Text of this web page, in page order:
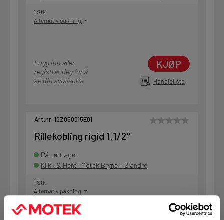
1 Stk
Alternativ pakning
Logg inn eller
registrer deg for å
se din avtalepris
KJØP
Handleliste
Art.nr. 10Z050015E01
Rillekobling rigid 1.1/2"
På nettlager
Klikk & Hent i Motek Bryne + 2 andre
1 Stk
Alternativ pakning